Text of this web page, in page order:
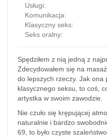
Usługi:
Komunikacja:
Klasyczny seks:
Seks oralny:
Spędziłem z nią jedną z
Zdecydowałem się na
do lepszych rzeczy. Jak
klasycznego seksu, to coś,
artystka w swoim zawodzie.
Nie czuło się krępującej
naturalnie i bardzo
69, to było czyste